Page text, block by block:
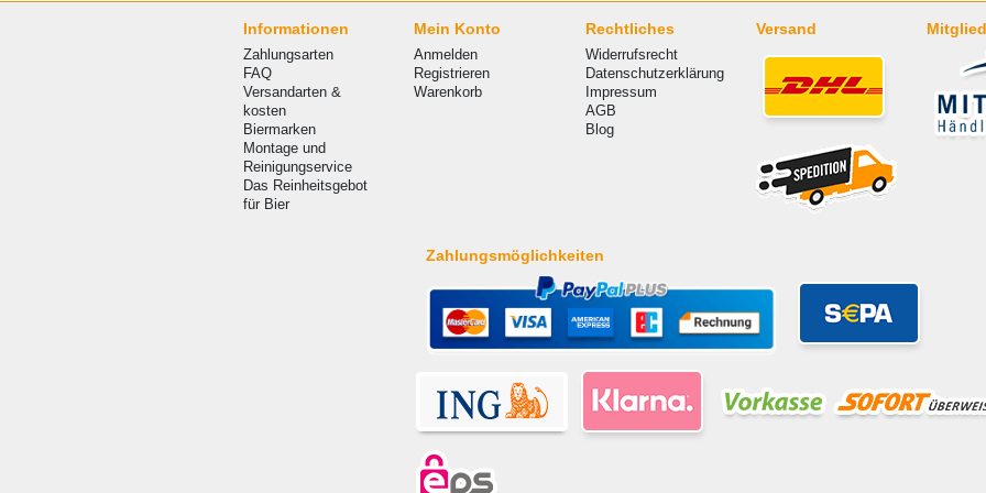
Informationen
Zahlungsarten
FAQ
Versandarten &
kosten
Biermarken
Montage und
Reinigungservice
Das Reinheitsgebot
für Bier
Mein Konto
Anmelden
Registrieren
Warenkorb
Rechtliches
Widerrufsrecht
Datenschutzerklärung
Impressum
AGB
Blog
Versand
Zahlungsmöglichkeiten